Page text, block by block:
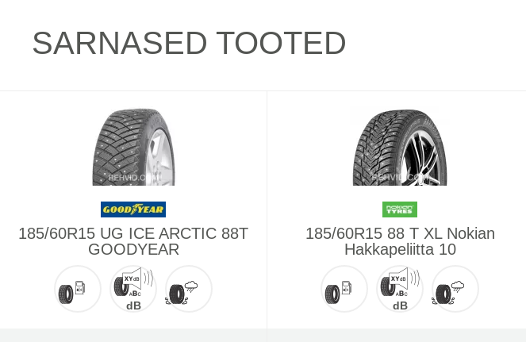
SARNASED TOOTED
185/60R15 UG ICE ARCTIC 88T
GOODYEAR
dB
185/60R15 88 T XL Nokian
Hakkapeliitta 10
dB